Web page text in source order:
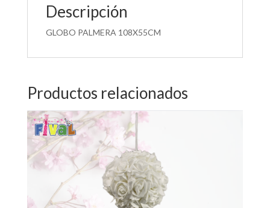
Descripción
GLOBO PALMERA 108X55CM
Productos relacionados